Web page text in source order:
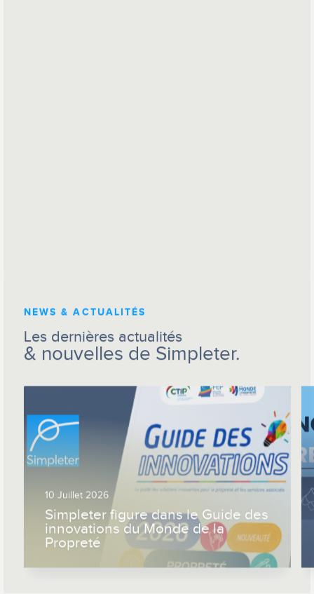
webinar Simpleter_Foliweb_Neocamino
NEWS & ACTUALITÉS
Les dernières actualités
& nouvelles de Simpleter.
10 Juillet 2026
Simpleter figure dans le Guide des
innovations du Monde de la
Propreté